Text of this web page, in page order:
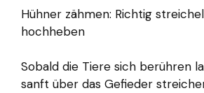
Hühner zähmen: Richtig
hochheben
Sobald die Tiere sich berühren
sanft über das Gefieder